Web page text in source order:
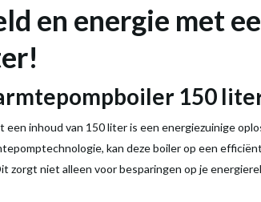
en energie met
!
150
een inhoud van 150literis een energiezuinige
kan dezeboilerop een
zorgt niet alleen voor besparingen op je